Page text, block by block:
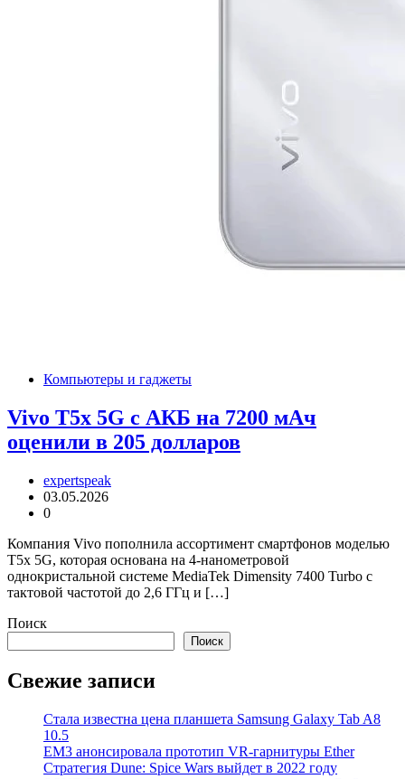
Компьютеры и гаджеты
Vivo T5x 5G с АКБ на 7200 мАч
оценили в 205 долларов
expertspeak
03.05.2026
0
Компания Vivo пополнила ассортимент смартфонов моделью
T5x 5G, которая основана на 4-нанометровой
однокристальной системе MediaTek Dimensity 7400 Turbo с
тактовой частотой до 2,6 ГГц и […]
Поиск
Поиск
Свежие записи
Стала известна цена планшета Samsung Galaxy Tab A8
10.5
EM3 анонсировала прототип VR-гарнитуры Ether
Стратегия Dune: Spice Wars выйдет в 2022 году